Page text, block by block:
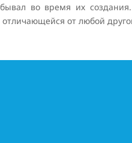
во время их
отличающейся от любой